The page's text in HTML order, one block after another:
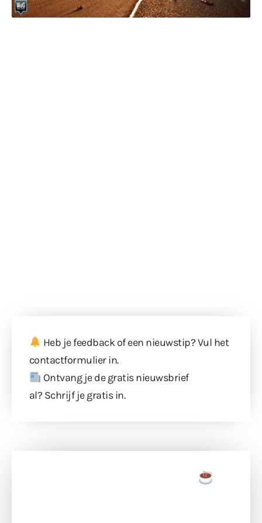
Heb je feedback of een nieuwstip? Vul het
contactformulierin.
Ontvang je de gratis nieuwsbrief
al? Schrijf je gratis in.